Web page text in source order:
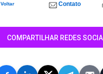
Voltar Contato
COMPARTILHAR REDES